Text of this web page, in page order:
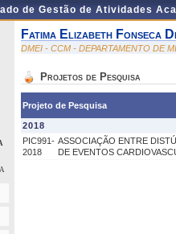
de Gestão de Atividades
Fatima Elizabeth Fonseca
DMEI - CCM - DEPARTAMENTO DE
Projetos de Pesquisa
Projeto de Pesquisa
2018
PIC991-
2018
ASSOCIAÇÃO ENTRE
DE EVENTOS